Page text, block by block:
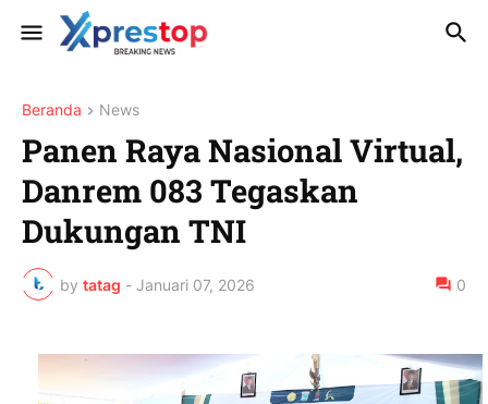
Beranda News
Panen Raya Nasional Virtual,
Danrem 083 Tegaskan
Dukungan TNI
by tatag - Januari 07, 2026 0